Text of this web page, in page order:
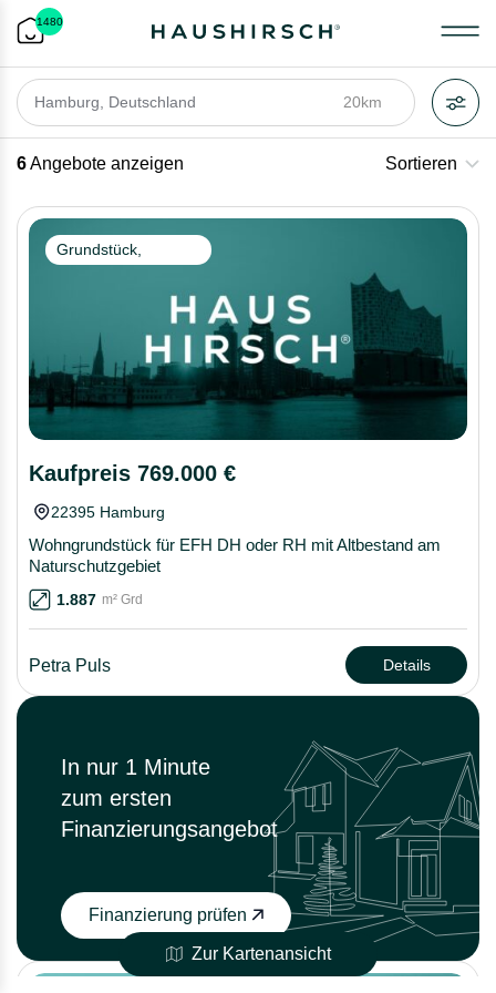
1480
20km
6Angebote anzeigen Sortieren
Grundstück,
Kaufpreis 769.000 €
22395 Hamburg
Wohngrundstück für EFH DH oder RH mit Altbestand am
Naturschutzgebiet
1.887 m² Grd
Petra Puls Details
In nur 1 Minute
zum ersten
Finanzierungsangebot
Finanzierung prüfen
Zur Kartenansicht